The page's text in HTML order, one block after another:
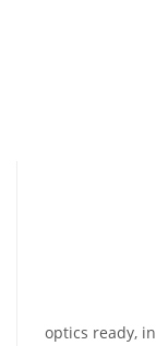
optics ready,